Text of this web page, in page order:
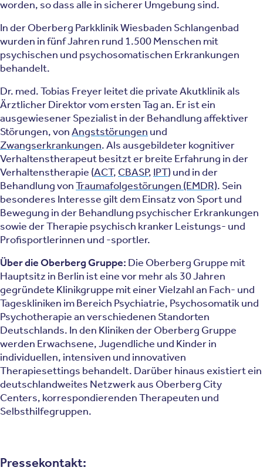
worden, so dass alle in sicherer Umgebung sind.
In der Oberberg Parkklinik Wiesbaden Schlangenbad
wurden in fünf Jahren rund 1.500 Menschen mit
psychischen und psychosomatischen Erkrankungen
behandelt.
Dr. med. Tobias Freyer leitet die private Akutklinik als
Ärztlicher Direktor vom ersten Tag an. Er ist ein
ausgewiesener Spezialist in der Behandlung affektiver
Störungen, vonAngststörungen und
Zwangserkrankungen. Als ausgebildeter kognitiver
Verhaltenstherapeut besitzt er breite Erfahrung in der
Verhaltenstherapie (ACT, CBASP, IPT) und in der
Behandlung vonTraumafolgestörungen (EMDR). Sein
besonderes Interesse gilt dem Einsatz von Sport und
Bewegung in der Behandlung psychischer Erkrankungen
sowie der Therapie psychisch kranker Leistungs- und
Profisportlerinnen und -sportler.
Über die Oberberg Gruppe: Die Oberberg Gruppe mit
Hauptsitz in Berlin ist eine vor mehr als 30 Jahren
gegründete Klinikgruppe mit einer Vielzahl an Fach- und
Tageskliniken im Bereich Psychiatrie, Psychosomatik und
Psychotherapie an verschiedenen Standorten
Deutschlands. In den Kliniken der Oberberg Gruppe
werden Erwachsene, Jugendliche und Kinder in
individuellen, intensiven und innovativen
Therapiesettings behandelt. Darüber hinaus existiert ein
deutschlandweites Netzwerk aus Oberberg City
Centers, korrespondierenden Therapeuten und
Selbsthilfegruppen.
Pressekontakt: